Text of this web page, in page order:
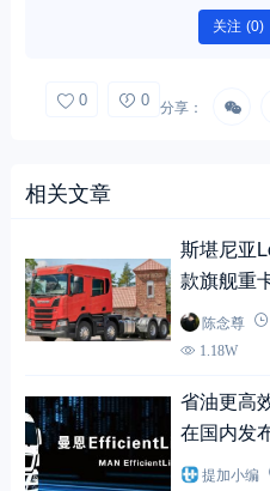
关注 (0)
0 0 分享：
相关文章
斯堪尼亚
款旗舰重
新品提前
陈念尊
1.18W
省油更高
在国内发
提加小编